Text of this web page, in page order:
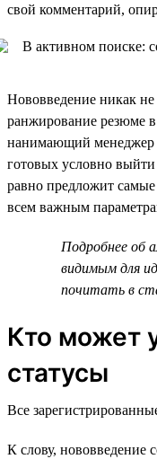
свой комментарий,
Нововведение никак
ранжирование резюме
нанимающий менеджер
готовых условно
равно предложит
всем важным
Подробнее об
видимым для
почитать в
Кто может
статусы
Все
К слову, нововведение